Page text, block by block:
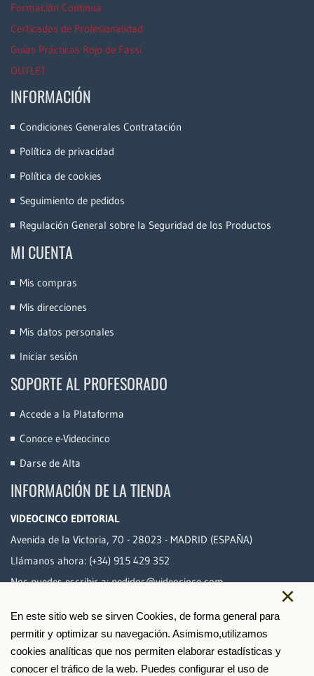
×
En este sitio web se sirven Cookies, de forma general para
permitir y optimizar su navegación. Asimismo,utilizamos
cookies analíticas que nos permiten elaborar estadísticas y
conocer el tráfico de la web. Puedes configurar el uso de
Formación Continua
Certicados de Profesionalidad
Guías Prácticas Rojo de Fassi
OUTLET
INFORMACIÓN
Condiciones Generales Contratación
Política de privacidad
Política de cookies
Seguimiento de pedidos
Regulación General sobre la Seguridad de los Productos
MI CUENTA
Mis compras
Mis direcciones
Mis datos personales
Iniciar sesión
SOPORTE AL PROFESORADO
Accede a la Plataforma
Conoce e-Videocinco
Darse de Alta
INFORMACIÓN DE LA TIENDA
VIDEOCINCO EDITORIAL
Avenida de la Victoria, 70 - 28023 - MADRID (ESPAÑA)
Llámanos ahora: (+34) 915 429 352
Nos puedes escribir a:pedidos@videocinco.com
PAGO SEGURO